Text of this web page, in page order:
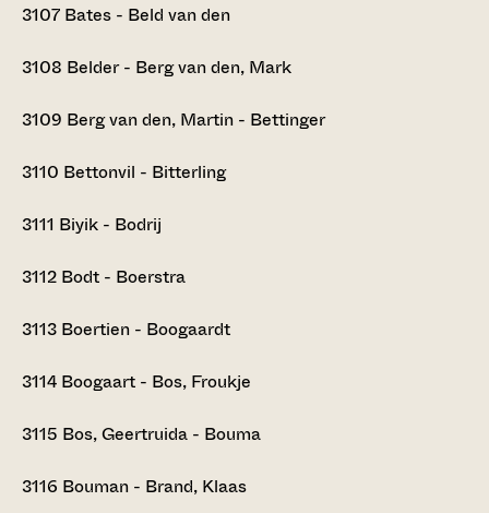
3107 Bates - Beld van den
3108 Belder - Berg van den, Mark
3109 Berg van den, Martin - Bettinger
3110 Bettonvil - Bitterling
3111 Biyik - Bodrij
3112 Bodt - Boerstra
3113 Boertien - Boogaardt
3114 Boogaart - Bos, Froukje
3115 Bos, Geertruida - Bouma
3116 Bouman - Brand, Klaas